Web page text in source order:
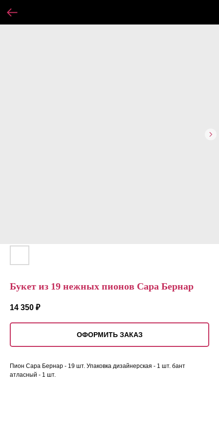
Букет из 19 нежных пионов Сара Бернар
14 350 ₽
ОФОРМИТЬ ЗАКАЗ
Пион Сара Бернар - 19 шт. Упаковка дизайнерская - 1 шт. бант
атласный - 1 шт.